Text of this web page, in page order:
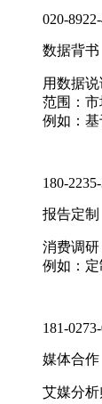
020-
数据背书
用数据
范围：
例如：
180-
报告定制
消费调
例如：
181-
媒体合作
艾媒分析